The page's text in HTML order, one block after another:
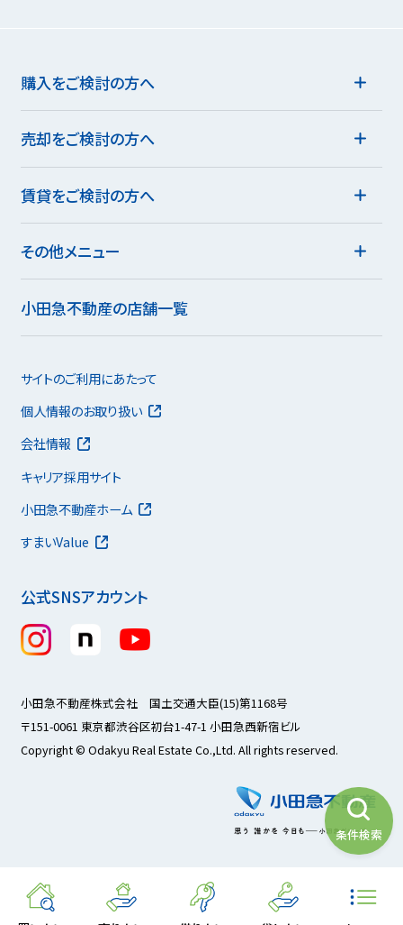
条件検索
購入をご検討の方へ
売却をご検討の方へ
賃貸をご検討の方へ
その他メニュー
小田急不動産の店舗一覧
公式SNSアカウント
サイトのご利用にあたって
個人情報のお取り扱い
会社情報
キャリア採用サイト
小田急不動産ホーム
すまいValue
小田急不動産株式会社 国土交通大臣(15)第1168号
〒151-0061 東京都渋谷区初台1-47-1 小田急西新宿ビル
Copyright © Odakyu Real Estate Co.,Ltd. All rights reserved.